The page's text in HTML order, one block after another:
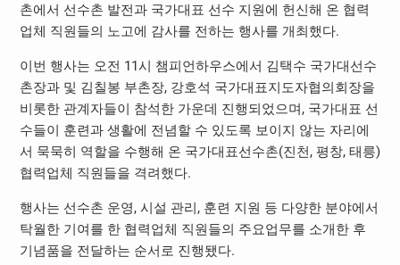
촌에서 선수촌 발전과 국가대표 선수 지원에 헌신해 온 협력
업체 직원들의 노고에 감사를 전하는 행사를 개최했다.
이번 행사는 오전 11시 챔피언하우스에서 김택수 국가대선수
촌장과 및 김칠봉 부촌장, 강호석 국가대표지도자협의회장을
비롯한 관계자들이 참석한 가운데 진행되었으며, 국가대표 선
수들이 훈련과 생활에 전념할 수 있도록 보이지 않는 자리에
서 묵묵히 역할을 수행해 온 국가대표선수촌(진천, 평창, 태릉)
협력업체 직원들을 격려했다.
행사는 선수촌 운영, 시설 관리, 훈련 지원 등 다양한 분야에서
탁월한 기여를 한 협력업체 직원들의 주요업무를 소개한 후
기념품을 전달하는 순서로 진행됐다.